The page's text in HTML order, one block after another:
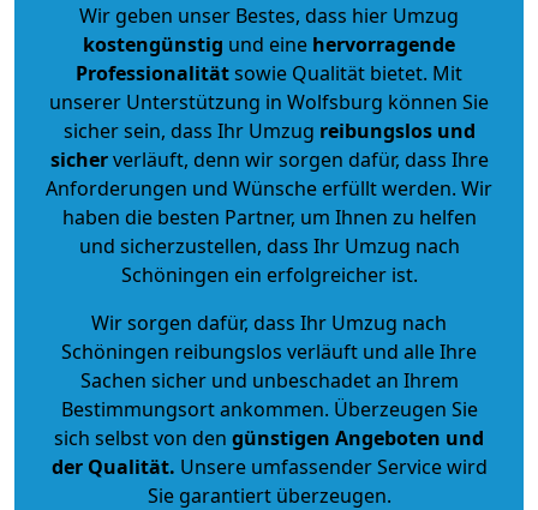
Wir geben unser Bestes, dass hier Umzug
kostengünstig und eine hervorragende
Professionalitätsowie Qualität bietet. Mit
unserer Unterstützung in Wolfsburg können Sie
sicher sein, dass Ihr Umzug reibungslos und
sicherverläuft, denn wir sorgen dafür, dass Ihre
Anforderungen und Wünsche erfüllt werden. Wir
haben die besten Partner, um Ihnen zu helfen
und sicherzustellen, dass Ihr Umzug nach
Schöningen ein erfolgreicher ist.
Wir sorgen dafür, dass Ihr Umzug nach
Schöningen reibungslos verläuft und alle Ihre
Sachen sicher und unbeschadet an Ihrem
Bestimmungsort ankommen. Überzeugen Sie
sich selbst von den günstigen Angeboten und
der Qualität. Unsere umfassender Service wird
Sie garantiert überzeugen.